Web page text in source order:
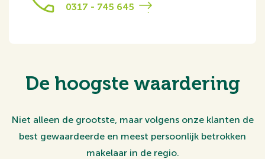
0317 - 745 645
De hoogste waardering
Niet alleen de grootste, maar volgens onze klanten de
best gewaardeerde en meest persoonlijk betrokken
makelaar in de regio.